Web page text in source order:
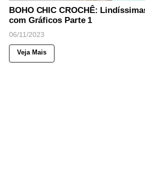
BOHO CHIC CROCHÊ:
com Gráficos Parte 1
06/11/2023
Veja Mais